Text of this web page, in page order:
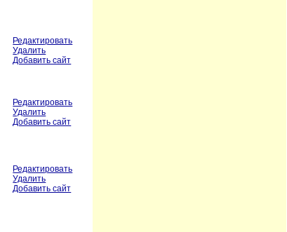
Редактировать
Удалить
Добавить сайт
Редактировать
Удалить
Добавить сайт
Редактировать
Удалить
Добавить сайт